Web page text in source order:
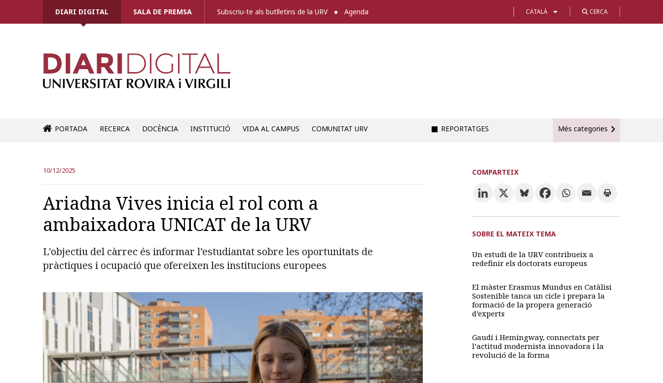
DIARI DIGITAL SALA DE PREMSA Subscriu-te als butlletins de la URV Agenda CATALÀ CERCA
PORTADA RECERCA DOCÈNCIA INSTITUCIÓ VIDA AL CAMPUS COMUNITAT URV REPORTATGES Més categories
10/12/2025
Ariadna Vives inicia el rol com a
ambaixadora UNICAT de la URV
L'objectiu del càrrec és informar l’estudiantat sobre les oportunitats de
pràctiques i ocupació que ofereixen les institucions europees
COMPARTEIX
SOBRE EL MATEIX TEMA
Un estudi de la URV contribueix a
redefinir els doctorats europeus
El màster Erasmus Mundus en Catàlisi
Sostenible tanca un cicle i prepara la
formació de la propera generació
d’experts
Gaudí i Hemingway, connectats per
l’actitud modernista innovadora i la
revolució de la forma